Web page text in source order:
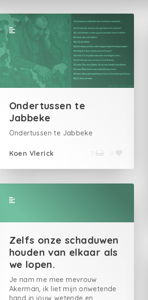
Ondertussen te
Jabbeke
Ondertussen te Jabbeke
Koen Vlerick 7
Zelfs onze schaduwen
houden van elkaar als
we lopen.
Je nam me mee mevrouw
Akerman, ik liet mijn onwetende
hand in jouw wetende en